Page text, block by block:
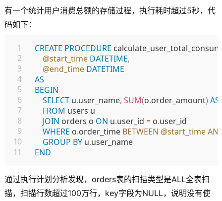
有一个统计用户消费总额的存储过程，执行耗时超过5秒，代
码如下：
CREATE PROCEDURE
@start_time DATETIME,
@end_time DATETIME
AS
BEGIN
SELECT u.user_name, SUM(o.order_amount) AS
FROM users u
JOIN orders o ON u.user_id = o.user_id
WHERE o.order_time BETWEEN @start_time
GROUP BY u.
user_name
END
复制
通过执行计划分析发现，orders表的扫描类型是ALL全表扫
描，扫描行数超过100万行，key字段为NULL，说明没有使